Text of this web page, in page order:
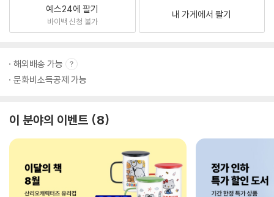
예스24에 팔기
바이백 신청 불가
내 가게에서 팔기
해외배송 가능
문화비소득공제 가능
이 분야의 이벤트 8